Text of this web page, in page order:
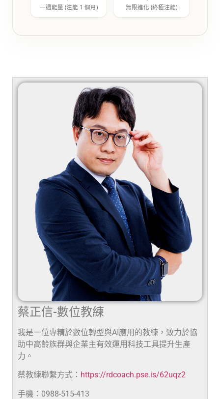
一週能量 (注能 1 個月) 無限進化 (終極注能)
蔡正信-數位教練
我是一位專精於數位轉型與AI應用的教練，致力於協
助中高齡族群與企業主有效運用科技工具提升生產
力。
蔡教練聯繫方式： https://rdcoach.pse.is/62uqz2
手機：0988-515-413